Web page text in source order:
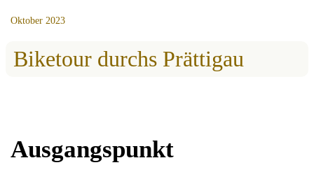
Oktober 2023
Biketour durchs Prättigau
Ausgangspunkt